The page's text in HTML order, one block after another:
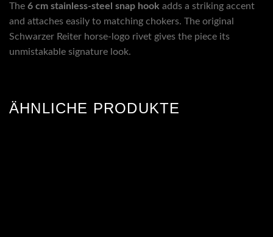
The 6 cm stainless-steel snap hook adds a striking accent
and attaches easily to matching chokers. The original
Schwarzer Reiter horse-logo rivet gives the piece its
unmistakable signature look.
ÄHNLICHE PRODUKTE